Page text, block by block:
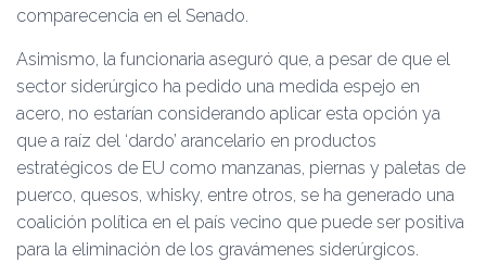
comparecencia en el Senado.
Asimismo, la funcionaria aseguró que, a pesar de que el
sector siderúrgico ha pedido una medida espejo en
acero, no estarían considerando aplicar esta opción ya
que a raíz del ‘dardo’ arancelario en productos
estratégicos de EU como manzanas, piernas y paletas de
puerco, quesos, whisky, entre otros, se ha generado una
coalición política en el país vecino que puede ser positiva
para la eliminación de los gravámenes siderúrgicos.